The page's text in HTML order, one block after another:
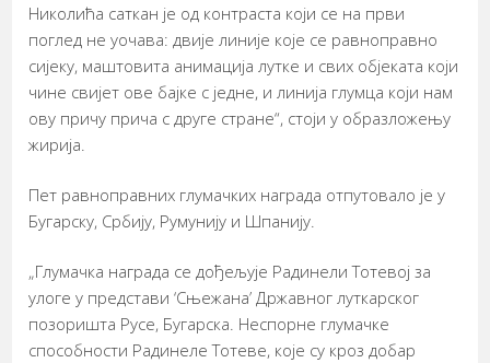
Николића саткан је од контраста који се на први
поглед не уочава: двије линије које се равноправно
сијеку, маштовита анимација лутке и свих објеката који
чине свијет ове бајке с једне, и линија глумца који нам
ову причу прича с друге стране“, стоји у образложењу
жирија.
Пет равноправних глумачких награда отпутовало је у
Бугарску, Србију, Румунију и Шпанију.
„Глумачка награда се дођељује Радинели Тотевој за
улоге у представи ‘Сњежана’ Државног луткарског
позоришта Русе, Бугарска. Неспорне глумачке
способности Радинеле Тотеве, које су кроз добар